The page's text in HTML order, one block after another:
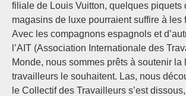
filiale de Louis Vuitton, quelques piquets
magasins de luxe pourraient suffire à
Avec les compagnons espagnols et
l’AIT (Association Internationale des
Monde, nous sommes prêts à soutenir la
travailleurs le souhaitent. Las, nous
le Collectif des Travailleurs s’est